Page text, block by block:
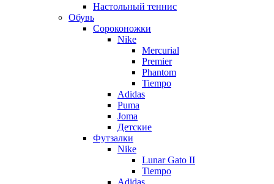
Настольный теннис
Обувь
Сороконожки
Nike
Mercurial
Premier
Phantom
Tiempo
Adidas
Puma
Joma
Детские
Футзалки
Nike
Lunar Gato II
Tiempo
Adidas